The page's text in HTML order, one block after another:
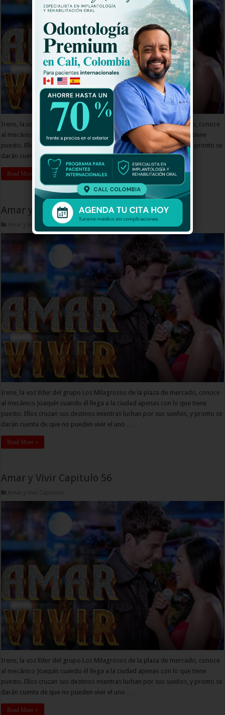
Irene, la voz líder del grupo Los Milagrosos de la plaza de mercado, conoce
al mecánico Joaquín cuando él llega a la ciudad apenas con lo que tiene
puesto. Ellos cruzan sus destinos mientras luchan por sus sueños, y pronto se
darán cuenta de que no pueden vivir el uno …
Read More »
Amar y Vivir Capitulo 57
Amar y Vivir Capitulos
Irene, la voz líder del grupo Los Milagrosos de la plaza de mercado, conoce
al mecánico Joaquín cuando él llega a la ciudad apenas con lo que tiene
puesto. Ellos cruzan sus destinos mientras luchan por sus sueños, y pronto se
darán cuenta de que no pueden vivir el uno …
Read More »
Amar y Vivir Capitulo 56
Amar y Vivir Capitulos
Irene, la voz líder del grupo Los Milagrosos de la plaza de mercado, conoce
al mecánico Joaquín cuando él llega a la ciudad apenas con lo que tiene
puesto. Ellos cruzan sus destinos mientras luchan por sus sueños, y pronto se
darán cuenta de que no pueden vivir el uno …
Read More »